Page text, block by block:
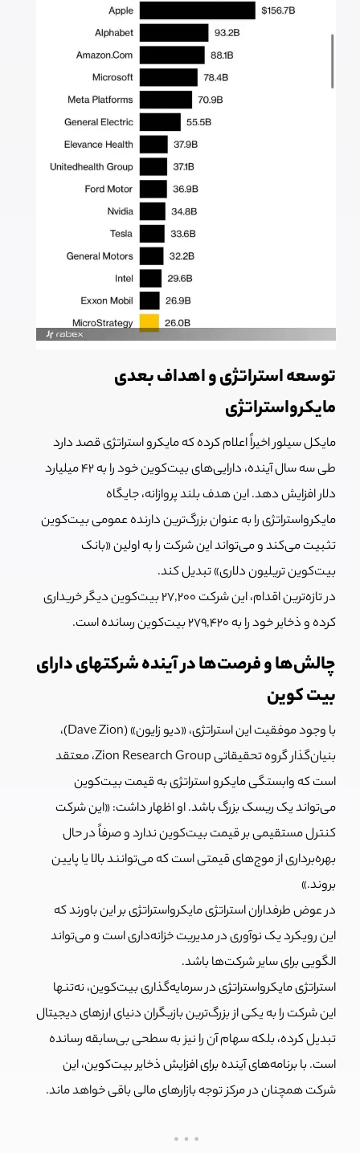
توسعه استراتژی و اهداف بعدی
مایکرواستراتژی
مایکل سیلور اخیراً اعلام کرده که مایکرو استراتژی قصد دارد
طی سه سال آینده، دارایی‌های بیت‌کوین خود را به ۴۲ میلیارد
دلار افزایش دهد. این هدف بلند پروازانه، جایگاه
مایکرواستراتژی را به عنوان بزرگ‌ترین دارنده عمومی بیت‌کوین
تثبیت می‌کند و می‌تواند این شرکت را به اولین «بانک
بیت‌کوین تریلیون دلاری» تبدیل کند.
در تازه‌ترین اقدام، این شرکت ۲۷,۲۰۰ بیت‌کوین دیگر خریداری
کرده و ذخایر خود را به ۲۷۹,۴۲۰ بیت‌کوین رسانده است.
چالش‌ها و فرصت‌ها در آینده شرکتهای دارای
بیت کوین
با وجود موفقیت این استراتژی، «دیو زایون» (Dave Zion)،
بنیان‌گذار گروه تحقیقاتی Zion Research Group، معتقد
است که وابستگی مایکرو استراتژی به قیمت بیت‌کوین
می‌تواند یک ریسک بزرگ باشد. او اظهار داشت: «این شرکت
کنترل مستقیمی بر قیمت بیت‌کوین ندارد و صرفاً در حال
بهره‌برداری از موج‌های قیمتی است که می‌توانند بالا یا پایین
بروند.»
در عوض طرفداران استراتژی مایکرواستراتژی بر این باورند که
این رویکرد یک نوآوری در مدیریت خزانه‌داری است و می‌تواند
الگویی برای سایر شرکت‌ها باشد.
استراتژی مایکرواستراتژی در سرمایه‌گذاری بیت‌کوین، نه‌تنها
این شرکت را به یکی از بزرگ‌ترین بازیگران دنیای ارزهای دیجیتال
تبدیل کرده، بلکه سهام آن را نیز به سطحی بی‌سابقه رسانده
است. با برنامه‌های آینده برای افزایش ذخایر بیت‌کوین، این
شرکت همچنان در مرکز توجه بازارهای مالی باقی خواهد ماند.